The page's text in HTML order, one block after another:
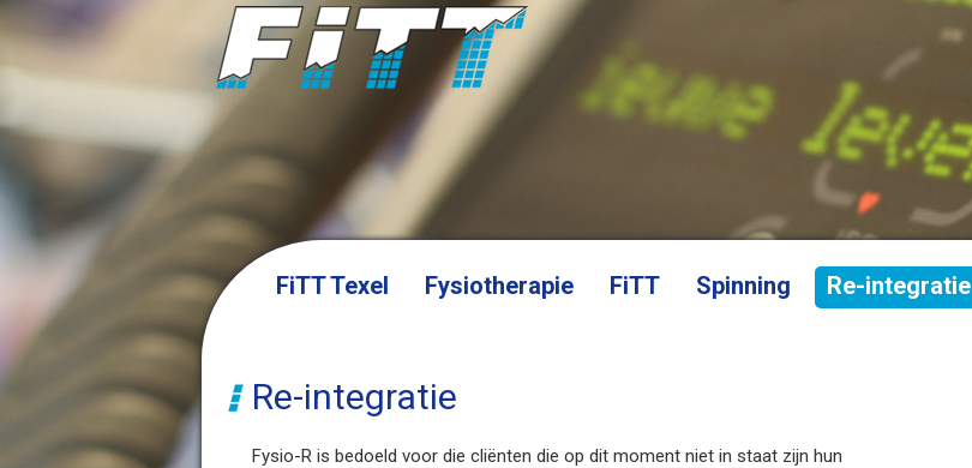
FiTT Texel Fysiotherapie FiTT Spinning Re-integratie
Re-integratie
Fysio-R is bedoeld voor die cliënten die op dit moment niet in staat zijn hun